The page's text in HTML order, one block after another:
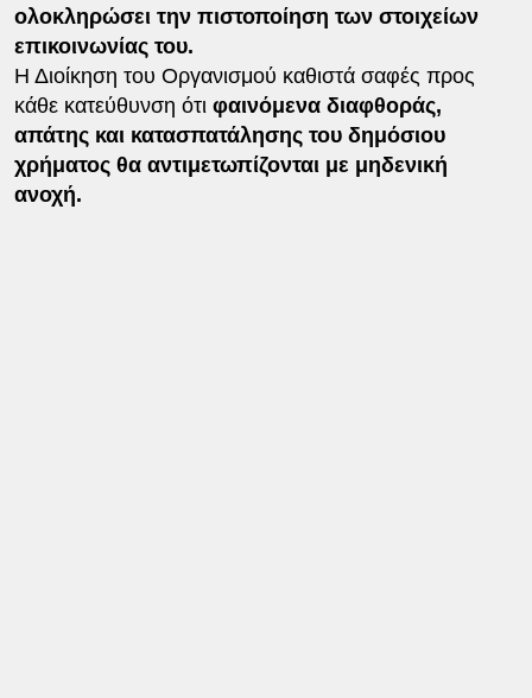
ολοκληρώσει την πιστοποίηση των στοιχείων
επικοινωνίας του.
Η Διοίκηση του Οργανισμού καθιστά σαφές προς
κάθε κατεύθυνση ότι φαινόμενα διαφθοράς,
απάτης και κατασπατάλησης του δημόσιου
χρήματος θα αντιμετωπίζονται με μηδενική
ανοχή.